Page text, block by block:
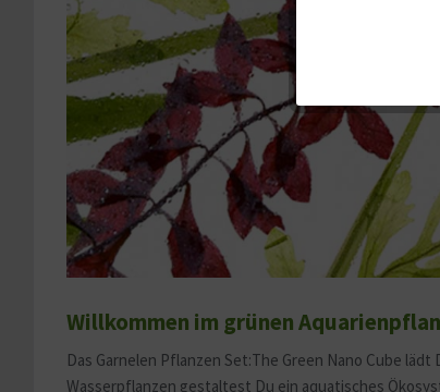
Willkommen im grünen
Das Garnelen Pflanzen Set:The Green Nano Cube
Wasserpflanzen gestaltest Du ein aquatisches
Service
Sonstige